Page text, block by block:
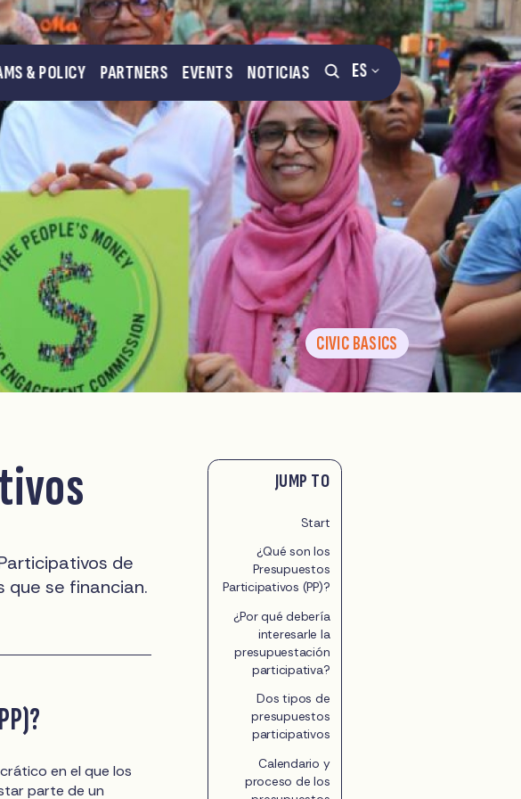
ES
& POLICY PARTNERS EVENTS NOTICIAS
CIVIC BASICS
de
que se financian.
en el que los
parte de un
JUMP TO
Start
¿Qué son los
Presupuestos
Participativos (PP)?
¿Por qué debería
interesarle la
presupuestación
participativa?
Dos tipos de
presupuestos
participativos
Calendario y
proceso de los